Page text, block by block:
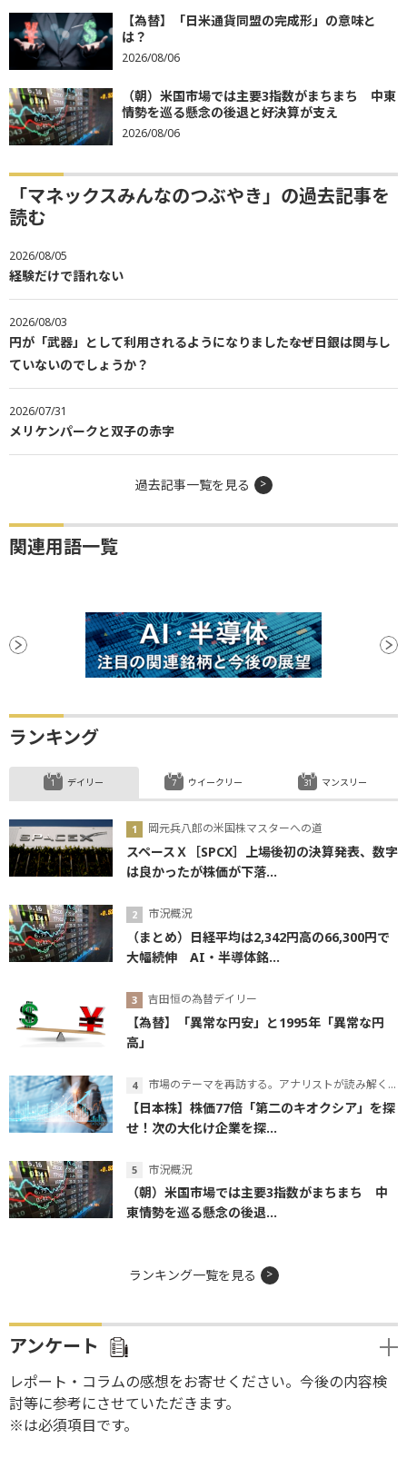
【為替】「日米通貨同盟の完成形」の意味と
は？
2026/08/06
（朝）米国市場では主要3指数がまちまち 中東
情勢を巡る懸念の後退と好決算が支え
2026/08/06
「マネックスみんなのつぶやき」の過去記事を
読む
2026/08/05
経験だけで語れない
2026/08/03
円が「武器」として利用されるようになりました――なぜ日銀は関与し
ていないのでしょうか？
2026/07/31
メリケンパークと双子の赤字
過去記事一覧を見る
関連用語一覧
ランキング
デイリー
岡元兵八郎の米国株マスターへの道
スペースＸ［SPCX］上場後初の決算発表、数字
は良かったが株価が下落...
市況概況
（まとめ）日経平均は2,342円高の66,300円で
大幅続伸 AI・半導体銘...
吉田恒の為替デイリー
【為替】「異常な円安」と1995年「異常な円
高」
市場のテーマを再訪する。アナリストが読み解くテーマの本質
【日本株】株価77倍「第二のキオクシア」を探
せ！次の大化け企業を探...
市況概況
（朝）米国市場では主要3指数がまちまち 中
東情勢を巡る懸念の後退...
ウイークリー マンスリー
ランキング一覧を見る
アンケート
レポート・コラムの感想をお寄せください。今後の内容検
討等に参考にさせていただきます。
※は必須項目です。